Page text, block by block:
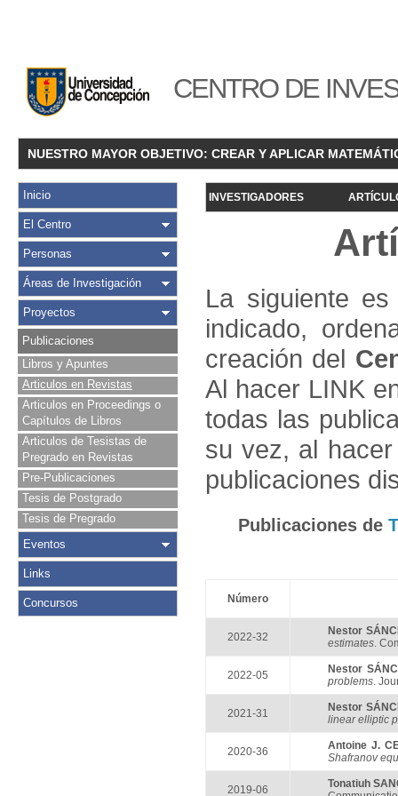
CENTRO DE
NUESTRO MAYOR OBJETIVO: CREAR Y APLICAR
Inicio
El Centro
Personas
Áreas de Investigación
Proyectos
Publicaciones
Libros y Apuntes
Articulos en Revistas
Articulos en Proceedings o
Capítulos de Libros
Articulos de Tesistas de
Pregrado en Revistas
Pre-Publicaciones
Tesis de Postgrado
Tesis de Pregrado
Eventos
Links
Concursos
INVESTIGADORES
La siguiente
indicado,
creación del
Al hacer LINK
todas las
su vez, al
publicaciones
Publicaciones de
Número
2022-32
Nestor
estimates.
2022-05
Nestor
problems.
2021-31
Nestor
linear elliptic
2020-36
Antoine J.
Shafranov
2019-06
Tonatiuh